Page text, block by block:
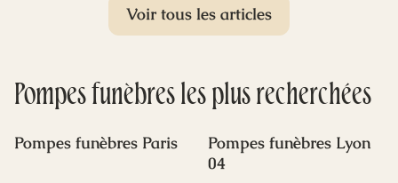
Aux stades avancés, il entraîne des troubles
majeurs : difficulté à avaler, vomissements
Dans cet article, Déva fait le point sur
fin de vie et les solutions médicales pour
accompagner les personnes atteintes.
Voir tous les articles
Pompes funèbresles plus recherchées
Pompes funèbres Paris
Pompes funèbres Lyon
04